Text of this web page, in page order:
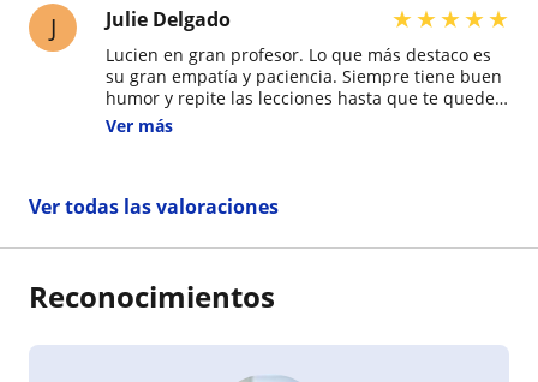
J Julie Delgado ★★★★★
Lucien en gran profesor. Lo que más destaco es
su gran empatía y paciencia. Siempre tiene buen
humor y repite las lecciones hasta que te queden
súper claras. Su metodología también es muy
Ver más
Ver todas las valoraciones
Reconocimientos